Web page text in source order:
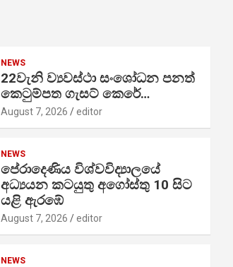
NEWS
22වැනි ව්‍යවස්ථා සංශෝධන පනත්
කෙටුම්පත ගැසට් කෙරේ…
August 7, 2026 editor
NEWS
පේරාදෙණිය විශ්වවිද්‍යාලයේ
අධ්‍යයන කටයුතු අගෝස්තු 10 සිට
යළි ඇරඹේ
August 7, 2026 editor
NEWS